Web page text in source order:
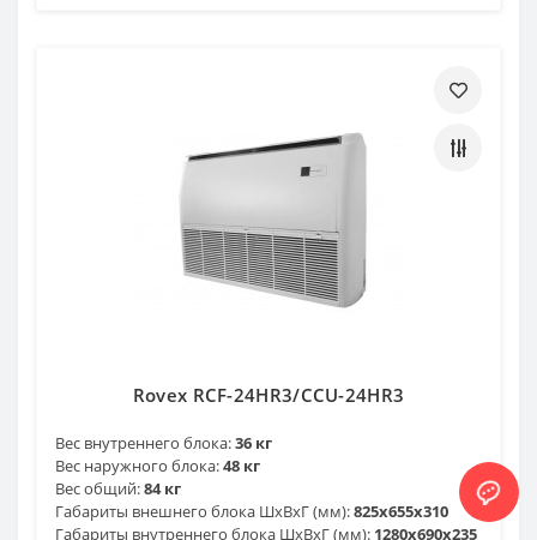
Rovex RCF-24HR3/CCU-24HR3
Вес внутреннего блока:36 кг
Вес наружного блока:48 кг
Вес общий:84 кг
Габариты внешнего блока ШхВхГ (мм):825х655х310
Габариты внутреннего блока ШхВхГ (мм): 1280х690х235